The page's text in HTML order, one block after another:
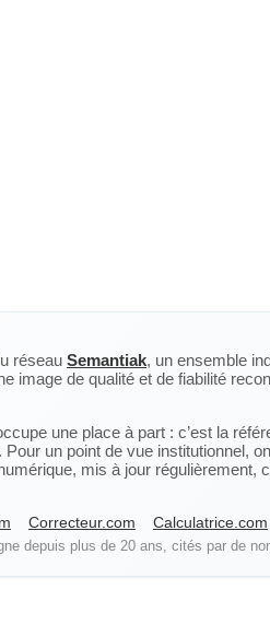
réseau Semantiak, un ensemble
image de qualité et de fiabilité
une place à part : c’est la
un point de vue institutionnel,
mis à jour régulièrement,
Correcteur.com Calculatrice.com
depuis plus de 20 ans, cités par de